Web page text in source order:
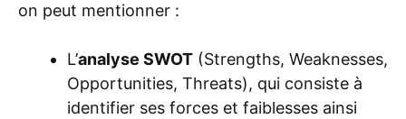
on peut mentionner :
L’analyse SWOT (Strengths, Weaknesses,
Opportunities, Threats), qui consiste à
identifier ses forces et faiblesses ainsi